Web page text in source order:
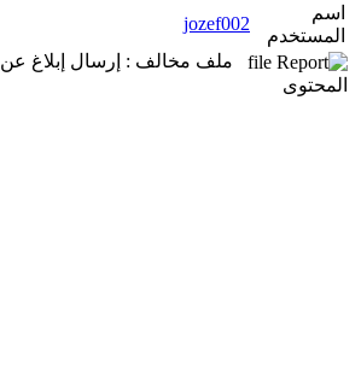
اسم
المستخدم
jozef002
ملف مخالف : إرسال إبلاغ عن
المحتوى